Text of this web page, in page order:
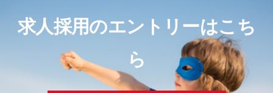
求人採用のエントリーはこち
ら